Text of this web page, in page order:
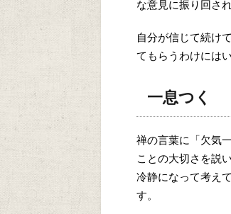
な意見に振り回さ
自分が信じて続け
てもらうわけには
一息つく
禅の言葉に「欠気
ことの大切さを説
冷静になって考え
す。